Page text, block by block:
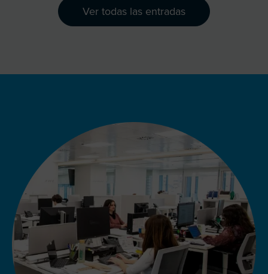
Ver todas las entradas